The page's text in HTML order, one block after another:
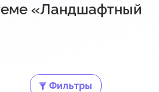
«Ландшафтный
Фильтры